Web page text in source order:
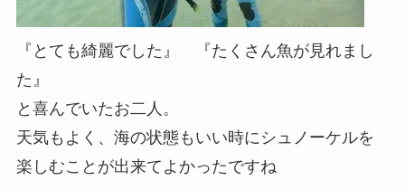
『とても綺麗でした』 『たくさん魚が見れまし
た』
と喜んでいたお二人。
天気もよく、海の状態もいい時にシュノーケルを
楽しむことが出来てよかったですね